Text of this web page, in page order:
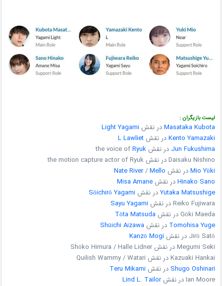
لیست بازیگران :
Masataka Kubotaدر نقشLight Yagami
Kento Yamazakiدر نقشL Lawliet
Jun Fukushima در نقش the voice ofRyuk
Daisaku Nishino در نقش the motion capture actor of Ryuk
Mio Yūkiدر نقش Nate River/Mello
Hinako Sanoدر نقشMisa Amane
Yutaka Matsushigeدر نقشSōichirō Yagami
Reiko Fujiwara در نقش
Sayu Yagami
Gōki Maeda در نقش
Tōta Matsuda
Tomohisa Yuge در نقشShūichi Aizawa
Jirō Satō در نقش
Kanzō Mogi
Megumi Seki در نقش Shōko Himura / Halle Lidner
Kazuaki Hankai در نقش Quilish Wammy / Watari
Shugo Oshinariدر نقشTeru Mikami
Ian Moore در نقش
Lind L. Tailor